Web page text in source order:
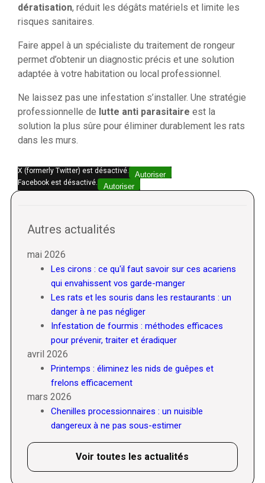
dératisation, réduit les dégâts matériels et limite les
risques sanitaires.
Faire appel à un spécialiste du traitement de rongeur
permet d’obtenir un diagnostic précis et une solution
adaptée à votre habitation ou local professionnel.
Ne laissez pas une infestation s’installer. Une stratégie
professionnelle de lutte anti parasitaire est la
solution la plus sûre pour éliminer durablement les rats
dans les murs.
X (formerly Twitter) est désactivé. Autoriser
Facebook est désactivé. Autoriser
Autres actualités
mai 2026
Les cirons : ce qu'il faut savoir sur ces acariens
qui envahissent vos garde-manger
Les rats et les souris dans les restaurants : un
danger à ne pas négliger
Infestation de fourmis : méthodes efficaces
pour prévenir, traiter et éradiquer
avril 2026
Printemps : éliminez les nids de guêpes et
frelons efficacement
mars 2026
Chenilles processionnaires : un nuisible
dangereux à ne pas sous-estimer
Voir toutes les actualités